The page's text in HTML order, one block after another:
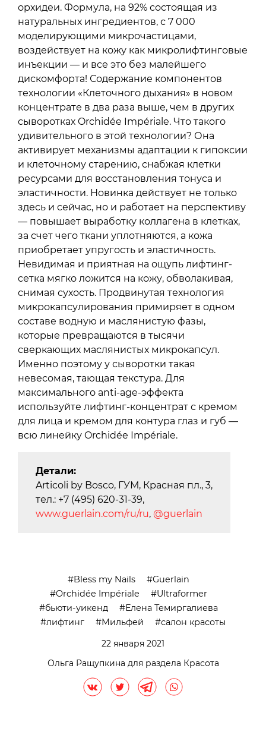
орхидеи. Формула, на 92% состоящая из
натуральных ингредиентов, с 7 000
моделирующими микрочастицами,
воздействует на кожу как микролифтинговые
инъекции — и все это без малейшего
дискомфорта! Содержание компонентов
технологии «Клеточного дыхания» в новом
концентрате в два раза выше, чем в других
сыворотках Orchidée Impériale. Что такого
удивительного в этой технологии? Она
активирует механизмы адаптации к гипоксии
и клеточному старению, снабжая клетки
ресурсами для восстановления тонуса и
эластичности. Новинка действует не только
здесь и сейчас, но и работает на перспективу
— повышает выработку коллагена в клетках,
за счет чего ткани уплотняются, а кожа
приобретает упругость и эластичность.
Невидимая и приятная на ощупь лифтинг-
сетка мягко ложится на кожу, обволакивая,
снимая сухость. Продвинутая технология
микрокапсулирования примиряет в одном
составе водную и маслянистую фазы,
которые превращаются в тысячи
сверкающих маслянистых микрокапсул.
Именно поэтому у сыворотки такая
невесомая, тающая текстура. Для
максимального anti-age-эффекта
используйте лифтинг-концентрат с кремом
для лица и кремом для контура глаз и губ —
всю линейку Orchidée Impériale.
Детали:
Articoli by Bosco, ГУМ, Красная пл., 3,
тел.: +7 (495) 620-31-39,
www.guerlain.com/ru/ru, @guerlain
Bless my Nails
Guerlain
Orchidée Impériale
Ultraformer
бьюти-уикенд
Елена Темиргалиева
лифтинг
Мильфей
салон красоты
22 января 2021
Ольга Ращупкина для раздела Красота